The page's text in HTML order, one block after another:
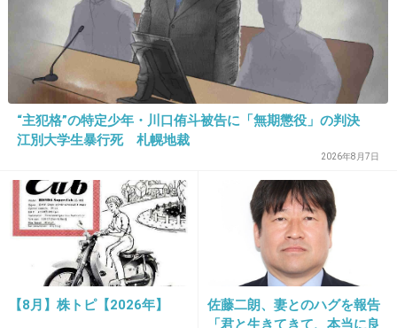
2026/06/03(水) 08:52:47
かかとにガーゼ等で保護してサージカルテープ貼るのはど
うかな。介護で床ずれ(褥瘡)の時に軟膏塗って保護してたら
治り早かったから、予防になるんじゃないかな。
23. 匿名2026/06/03(水) 08:54:25
>>1
私は絆創膏だと薄くて耐久性が不十分で、キズパワーパッ
ドを貼ってる
+6 -0
“主犯格”の特定少年・川口侑斗被告に「無期懲役」の判決
江別大学生暴行死 札幌地裁
2026年8月7日
【8月】株トピ【2026年】
佐藤二朗、妻とのハグを報告
「君と生きてきて、本当に良